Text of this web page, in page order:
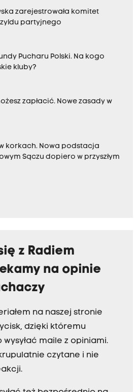
zarejestrowała komitet
partyjnego
Pucharu Polski. Na kogo
kluby?
zapłacić. Nowe zasady w
korkach. Nowa podstacja
Sączu dopiero w przyszłym
z Radiem
na opinie
na naszej stronie
dzięki któremu
maile z opiniami.
czytane i nie